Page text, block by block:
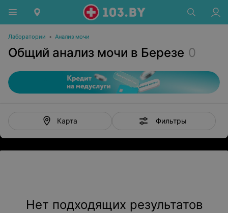
Лаборатории • Анализ мочи
Общий анализ мочи в Березе 0
Карта Фильтры
Нет подходящих результатов